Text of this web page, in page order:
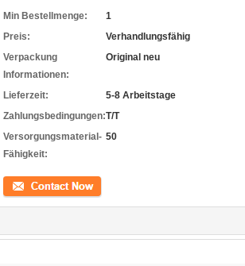
Min Bestellmenge:
1
Preis:
Verhandlungsfähig
Verpackung
Informationen:
Original neu
Lieferzeit:
5-8 Arbeitstage
Zahlungsbedingungen:T/T
Versorgungsmaterial-
Fähigkeit:
50
Kontakt